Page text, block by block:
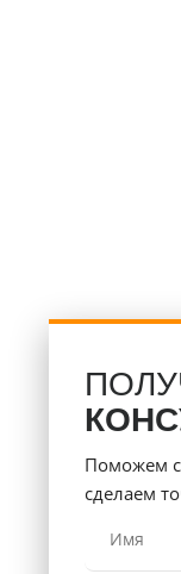
Поможем
сделаем